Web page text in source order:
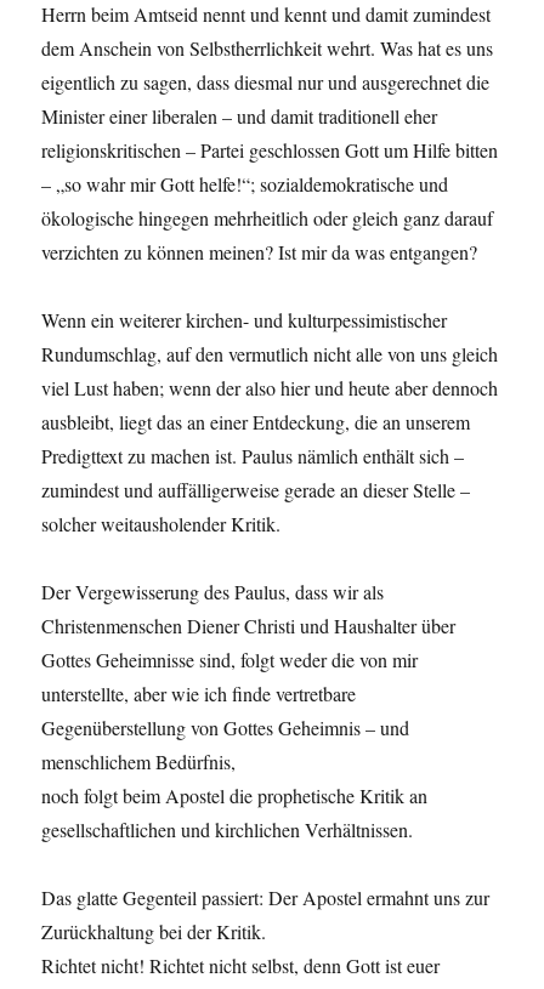
Herrn beim Amtseid nennt und kennt und damit zumindest
dem Anschein von Selbstherrlichkeit wehrt. Was hat es uns
eigentlich zu sagen, dass diesmal nur und ausgerechnet die
Minister einer liberalen – und damit traditionell eher
religionskritischen – Partei geschlossen Gott um Hilfe bitten
– „so wahr mir Gott helfe!“; sozialdemokratische und
ökologische hingegen mehrheitlich oder gleich ganz darauf
verzichten zu können meinen? Ist mir da was entgangen?
Wenn ein weiterer kirchen- und kulturpessimistischer
Rundumschlag, auf den vermutlich nicht alle von uns gleich
viel Lust haben; wenn der also hier und heute aber dennoch
ausbleibt, liegt das an einer Entdeckung, die an unserem
Predigttext zu machen ist. Paulus nämlich enthält sich –
zumindest und auffälligerweise gerade an dieser Stelle –
solcher weitausholender Kritik.
Der Vergewisserung des Paulus, dass wir als
Christenmenschen Diener Christi und Haushalter über
Gottes Geheimnisse sind, folgt weder die von mir
unterstellte, aber wie ich finde vertretbare
Gegenüberstellung von Gottes Geheimnis – und
menschlichem Bedürfnis,
noch folgt beim Apostel die prophetische Kritik an
gesellschaftlichen und kirchlichen Verhältnissen.
Das glatte Gegenteil passiert: Der Apostel ermahnt uns zur
Zurückhaltung bei der Kritik.
Richtet nicht! Richtet nicht selbst, denn Gott ist euer